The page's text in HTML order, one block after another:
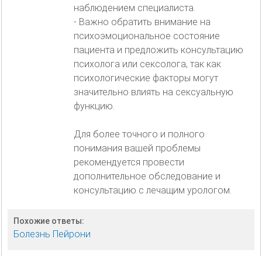
наблюдением специалиста.
- Важно обратить внимание на
психоэмоциональное состояние
пациента и предложить консультацию
психолога или сексолога, так как
психологические факторы могут
значительно влиять на сексуальную
функцию.
Для более точного и полного
понимания вашей проблемы
рекомендуется провести
дополнительное обследование и
консультацию с лечащим урологом.
Похожие ответы:
Болезнь Пейрони